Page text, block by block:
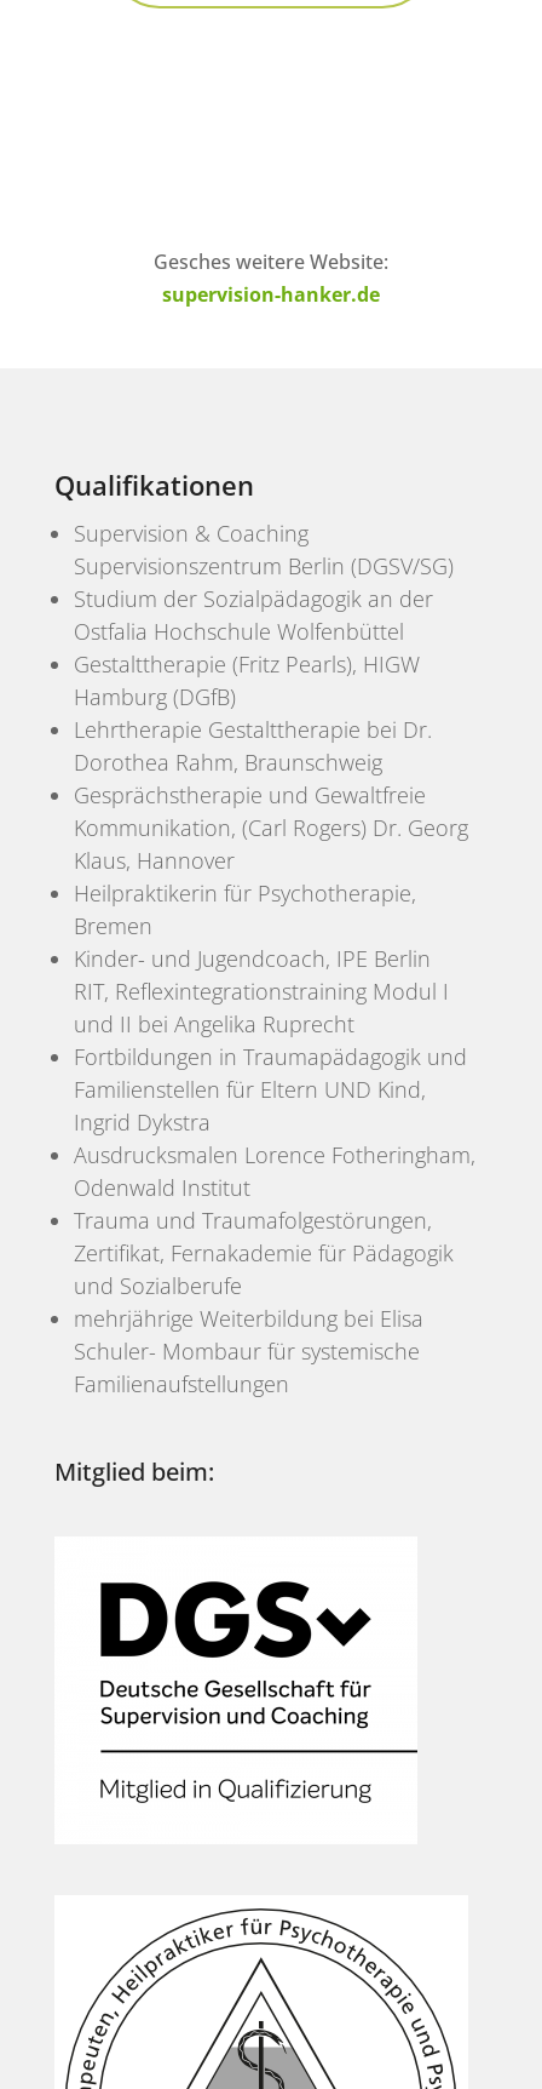
Gesches weitere Website:
supervision-hanker.de
Qualifikationen
Supervision & Coaching
Supervisionszentrum Berlin (DGSV/SG)
Studium der Sozialpädagogik an der
Ostfalia Hochschule Wolfenbüttel
Gestalttherapie (Fritz Pearls), HIGW
Hamburg (DGfB)
Lehrtherapie Gestalttherapie bei Dr.
Dorothea Rahm, Braunschweig
Gesprächstherapie und Gewaltfreie
Kommunikation, (Carl Rogers) Dr. Georg
Klaus, Hannover
Heilpraktikerin für Psychotherapie,
Bremen
Kinder- und Jugendcoach, IPE Berlin
RIT, Reflexintegrationstraining Modul I
und II bei Angelika Ruprecht
Fortbildungen in Traumapädagogik und
Familienstellen für Eltern UND Kind,
Ingrid Dykstra
Ausdrucksmalen Lorence Fotheringham,
Odenwald Institut
Trauma und Traumafolgestörungen,
Zertifikat, Fernakademie für Pädagogik
und Sozialberufe
mehrjährige Weiterbildung bei Elisa
Schuler- Mombaur für systemische
Familienaufstellungen
Mitglied beim: